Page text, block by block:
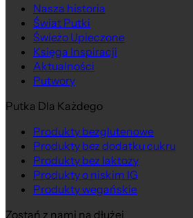
Nasza historia
Świat Putki
Świeżo Upieczone
Księga Inspiracji
Aktualności
Putwory
Putka Dla Każdego
Produkty bezglutenowe
Produkty bez dodatku cukru
Produkty bez laktozy
Produkty o niskim IG
Produkty wegańskie
Zostań z nami na dłużej